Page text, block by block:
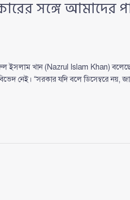
সঙ্গে আমাদের
ইসলাম খান (Nazrul Islam Khan)
নেই। “সরকার যদি বলে ডিসেম্বরে নয়,